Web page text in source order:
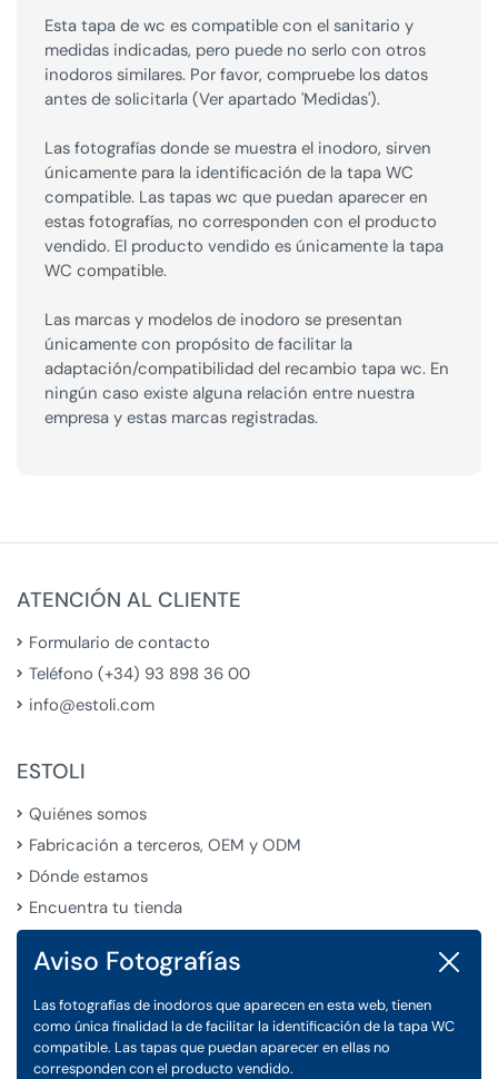
Esta tapa de wc es compatible con el sanitario y
medidas indicadas, pero puede no serlo con otros
inodoros similares. Por favor, compruebe los datos
antes de solicitarla (Ver apartado 'Medidas').
Las fotografías donde se muestra el inodoro, sirven
únicamente para la identificación de la tapa WC
compatible. Las tapas wc que puedan aparecer en
estas fotografías, no corresponden con el producto
vendido. El producto vendido es únicamente la tapa
WC compatible.
Las marcas y modelos de inodoro se presentan
únicamente con propósito de facilitar la
adaptación/compatibilidad del recambio tapa wc. En
ningún caso existe alguna relación entre nuestra
empresa y estas marcas registradas.
ATENCIÓN AL CLIENTE
Formulario de contacto
Teléfono (+34) 93 898 36 00
info@estoli.com
ESTOLI
Quiénes somos
Fabricación a terceros, OEM y ODM
Dónde estamos
Encuentra tu tienda
LEGAL
Condiciones Generales de Venta
Aviso Legal
Aviso Fotografías
Las fotografías de inodoros que aparecen en esta web, tienen
como única finalidad la de facilitar la identificación de la tapa WC
compatible. Las tapas que puedan aparecer en ellas no
corresponden con el producto vendido.
Cerrar